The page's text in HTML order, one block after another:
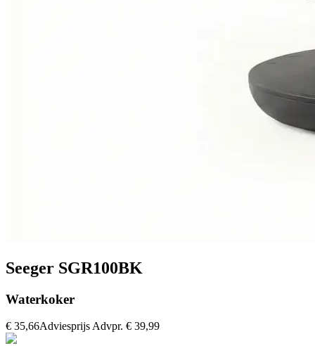
Seeger SGR100BK
Waterkoker
€ 35,66Adviesprijs Advpr. € 39,99